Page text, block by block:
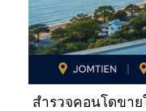
สำรวจคอนโดขา